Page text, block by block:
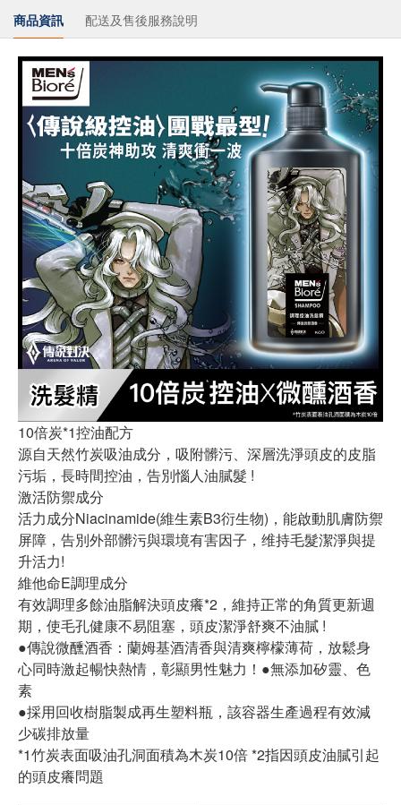
商品資訊 配送及售後服務說明
10倍炭*1控油配方
源自天然竹炭吸油成分，吸附髒污、深層洗淨頭皮的皮脂
污垢，長時間控油，告別惱人油膩髮 !
激活防禦成分
活力成分Niacinamide(維生素B3衍生物)，能啟動肌膚防禦
屏障，告別外部髒污與環境有害因子，维持毛髮潔淨與提
升活力!
維他命E調理成分
有效調理多餘油脂解決頭皮癢*2，維持正常的角質更新週
期，使毛孔健康不易阻塞，頭皮潔淨舒爽不油膩 !
●傳說微醺酒香：蘭姆基酒清香與清爽檸檬薄荷，放鬆身
心同時激起暢快熱情，彰顯男性魅力！●無添加矽靈、色
素
●採用回收樹脂製成再生塑料瓶，該容器生產過程有效減
少碳排放量
*1竹炭表面吸油孔洞面積為木炭10倍 *2指因頭皮油膩引起
的頭皮癢問題